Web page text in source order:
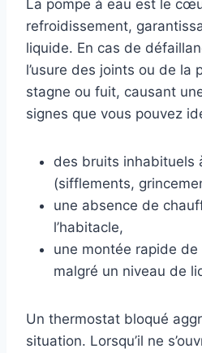
La pompe à eau est le
refroidissement,
liquide. En cas de
l’usure des joints ou de la
stagne ou fuit, causant
signes que vous pouvez
des bruits inhabituels
(sifflements,
une absence de
l’habitacle,
une montée rapide
malgré un niveau de
Un thermostat bloqué
situation. Lorsqu’il ne